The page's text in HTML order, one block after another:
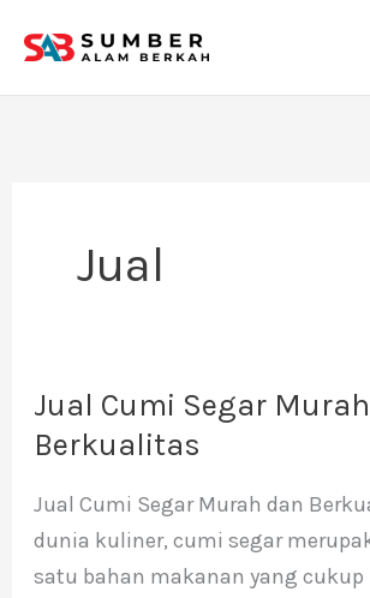
konten
Jual
Jual Cumi Segar
Berkualitas
Jual Cumi Segar Murah dan
dunia kuliner, cumi segar
satu bahan makanan yang cukup
Jual
Cumi
Murah
dan
Berkualitas